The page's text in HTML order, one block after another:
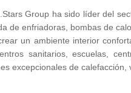
Group ha sido líder del
de enfriadoras, bombas de
un ambiente interior
sanitarios, escuelas,
excepcionales de